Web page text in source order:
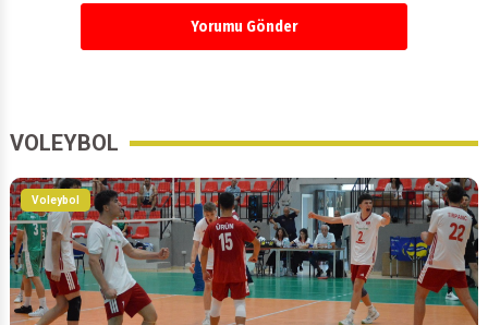
Yorumu Gönder
VOLEYBOL
Voleybol